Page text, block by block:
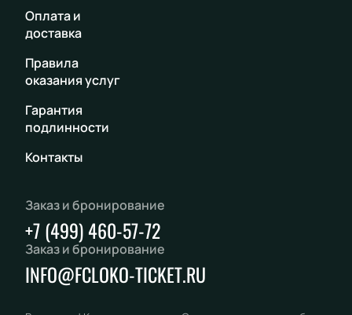
Оплата и
доставка
Правила
оказания услуг
Гарантия
подлинности
Контакты
Заказ и бронирование
+7 (499) 460-57-72
Заказ и бронирование
INFO@FCLOKO-TICKET.RU